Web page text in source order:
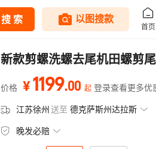
新款剪螺洗螺去尾机田螺剪
价格 ¥1199.00 起 登录查看更多优
江苏徐州送至 德克萨斯州达拉斯
晚发必赔